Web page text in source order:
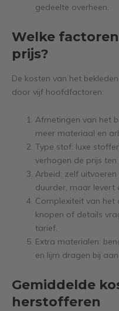
gedeelte overheen.
Welke
prijs?
De kosten van het
door vijf hoofdfactoren:
Afmetingen van het
meer materiaal en
Type stof: luxe
verhogen de prijs
Arbeid: zelf
duurder, maar levert
Complexiteit van het
knopen of details
tarief.
Extra materialen:
en lijm dragen bij
Gemiddelde
herstofferen